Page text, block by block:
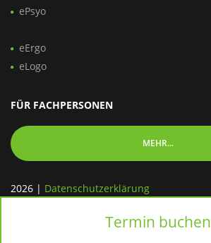
Termin buchen
ePsyo
eErgo
eLogo
FÜR FACHPERSONEN
MEHR...
2026 | Datenschutzerklärung